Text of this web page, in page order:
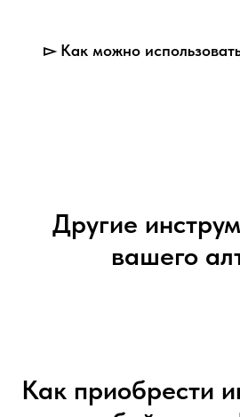
▻ Как можно
Другие
вашего
Как приобрести